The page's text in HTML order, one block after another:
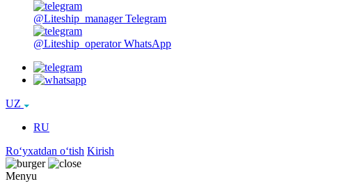
@Liteship_manager Telegram
@Liteship_operator WhatsApp
UZ
RU
Roʻyxatdan oʻtish Kirish
Menyu